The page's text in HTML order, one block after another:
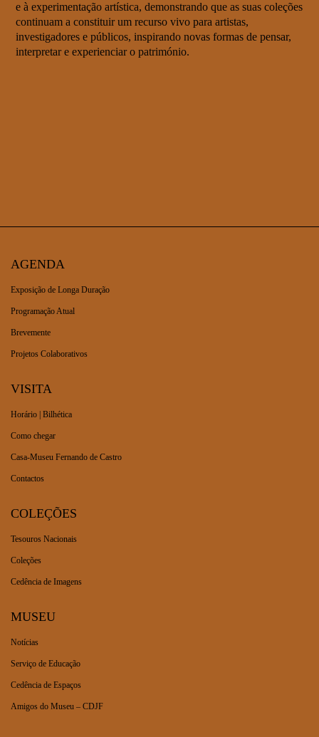
e à experimentação artística, demonstrando que as suas coleções
continuam a constituir um recurso vivo para artistas,
investigadores e públicos, inspirando novas formas de pensar,
interpretar e experienciar o património.
AGENDA
Exposição de Longa Duração
Programação Atual
Brevemente
Projetos Colaborativos
VISITA
Horário | Bilhética
Como chegar
Casa-Museu Fernando de Castro
Contactos
COLEÇÕES
Tesouros Nacionais
Coleções
Cedência de Imagens
MUSEU
Notícias
Serviço de Educação
Cedência de Espaços
Amigos do Museu – CDJF